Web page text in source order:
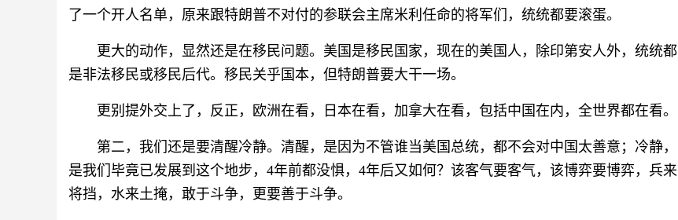
了一个开人名单，原来跟特朗普不对付的参联会主席米利任命的将军们，统统都要滚蛋。
更大的动作，显然还是在移民问题。美国是移民国家，现在的美国人，除印第安人外，统统都
是非法移民或移民后代。移民关乎国本，但特朗普要大干一场。
更别提外交上了，反正，欧洲在看，日本在看，加拿大在看，包括中国在内，全世界都在看。
第二，我们还是要清醒冷静。清醒，是因为不管谁当美国总统，都不会对中国太善意；冷静，
是我们毕竟已发展到这个地步，4年前都没惧，4年后又如何？该客气要客气，该博弈要博弈，兵来
将挡，水来土掩，敢于斗争，更要善于斗争。